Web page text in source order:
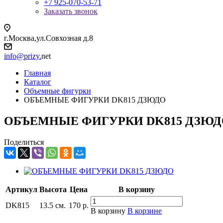
+7 925-070-53-71
Заказать звонок
г.Москва,ул.Совхозная д.8
info@prizy.net
Главная
Каталог
Объемные фигурки
ОБЪЕМНЫЕ ФИГУРКИ DK815 ДЗЮДО
ОБЪЕМНЫЕ ФИГУРКИ DK815
Поделиться
Артикул Высота Цена
В корзину
DK815
13.5 см. 170 р.
В корзину В корзине